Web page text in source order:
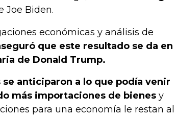
Joe Biden.
económicas y análisis de
que este resultado se da en
de Donald Trump.
anticiparon a lo que podía venir
más importaciones de bienes y
para una economía le restan al